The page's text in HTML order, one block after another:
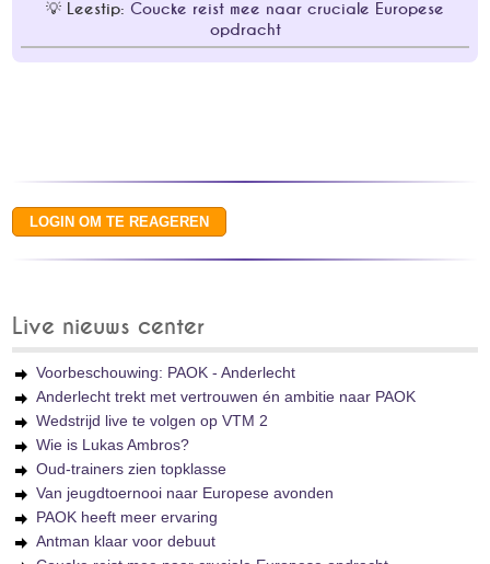
Leestip: Coucke reist mee naar cruciale Europese
opdracht
Live nieuws center
Voorbeschouwing: PAOK - Anderlecht
Anderlecht trekt met vertrouwen én ambitie naar PAOK
Wedstrijd live te volgen op VTM 2
Wie is Lukas Ambros?
Oud-trainers zien topklasse
Van jeugdtoernooi naar Europese avonden
PAOK heeft meer ervaring
Antman klaar voor debuut